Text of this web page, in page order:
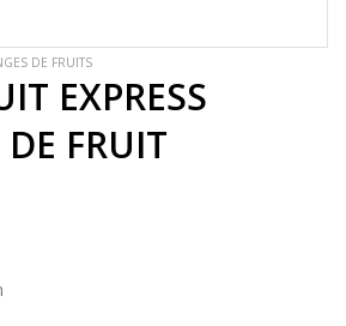
DE FRUITS
EXPRESS
FRUIT